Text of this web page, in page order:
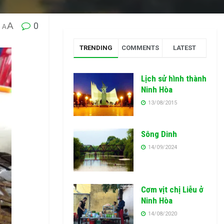
AA 0
TRENDING COMMENTS LATEST
Lịch sử hình thành
Ninh Hòa
13/08/2015
Sông Dinh
14/09/2024
Cơm vịt chị Liễu ở
Ninh Hòa
14/08/2020